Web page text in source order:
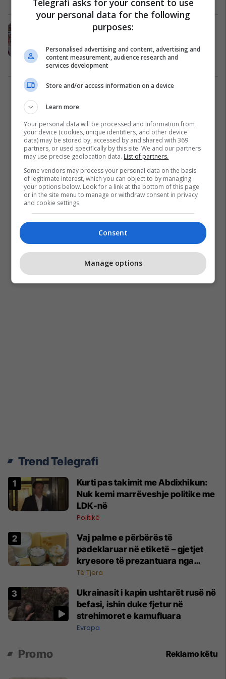
Ekspertët analizojnë rastin e
ndërrimit të orareve të policisë
Siguri 22/11/2023
Trend Telegrafi
Kurti pas takimit me Abdixhikun:
Nuk kemi marrëveshje politike me
LDK-në
Politikë
Vaj palme e përbërës të
padeklaruar në etiketë – gjetjet
kryesore të prezantuara nga
AUV-i pas kontrollit në sektorin e
Të Tjera
Ukrainasit i kapin ushtarët rusë në
befasi, ishin duke fjetur në
strehimoret e kamufluara
Evropa
Promo Reklamo këtu
your personal data for the following
purposes:
Personalised advertising and content, advertising and
content measurement, audience research and
services development
Store and/or access information on a device
Learn more
Your personal data will be processed and information from
your device (cookies, unique identifiers, and other device
data) may be stored by, accessed by and shared with 369
partners, or used specifically by this site. We and our partners
may use precise geolocation data. List of partners.
Some vendors may process your personal data on the basis
of legitimate interest, which you can object to by managing
your options below. Look for a link at the bottom of this page
or in the site menu to manage or withdraw consent in privacy
and cookie settings.
Consent
Manage options